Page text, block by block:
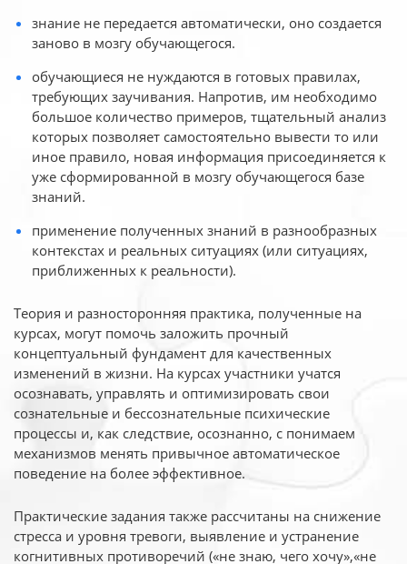
знание не передается автоматически, оно создается
заново в мозгу обучающегося.
обучающиеся не нуждаются в готовых правилах,
требующих заучивания. Напротив, им необходимо
большое количество примеров, тщательный анализ
которых позволяет самостоятельно вывести то или
иное правило, новая информация присоединяется к
уже сформированной в мозгу обучающегося базе
знаний.
применение полученных знаний в разнообразных
контекстах и реальных ситуациях (или ситуациях,
приближенных к реальности).
Теория и разносторонняя практика, полученные на
курсах, могут помочь заложить прочный
концептуальный фундамент для качественных
изменений в жизни. На курсах участники учатся
осознавать, управлять и оптимизировать свои
сознательные и бессознательные психические
процессы и, как следствие, осознанно, с понимаем
механизмов менять привычное автоматическое
поведение на более эффективное.
Практические задания также рассчитаны на снижение
стресса и уровня тревоги, выявление и устранение
когнитивных противоречий («не знаю, чего хочу»,«не